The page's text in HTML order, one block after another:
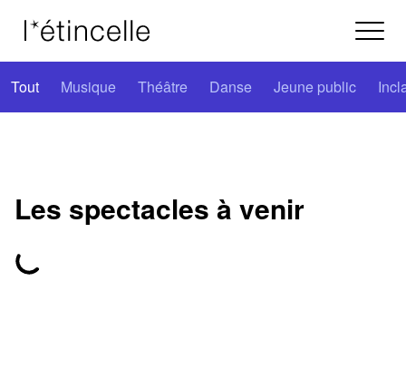
Tout Musique Théâtre Danse Jeune public
Les spectacles à venir